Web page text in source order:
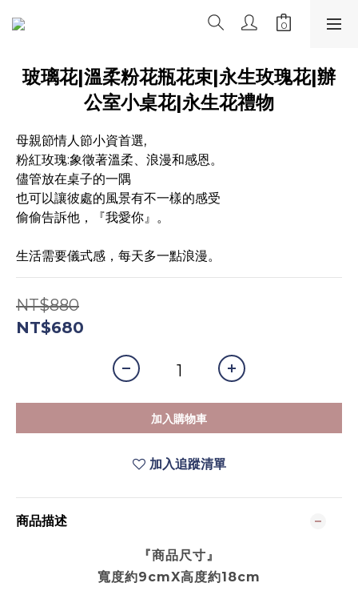
玻璃花|溫柔粉花瓶花束|永生玫瑰花|辦
公室小桌花|永生花禮物
母親節情人節小資首選,
粉紅玫瑰:象徵著溫柔、浪漫和感恩。
儘管放在桌子的一隅
也可以讓彼處的風景有不一樣的感受
偷偷告訴他，『我愛你』。
生活需要儀式感，每天多一點浪漫。
NT$880
NT$680
加入購物車
加入追蹤清單
商品描述
『商品尺寸』
寬度約9cmX高度約18cm